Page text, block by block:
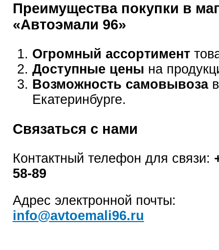
Преимущества покупки в
«Автоэмали 96»
Огромный ассортимент
Доступные цены на
Возможность самовывозав
Екатеринбурге.
Связаться с нами
Контактный телефон для связи:
58-89
Адрес электронной почты:
info@avtoemali96.ru